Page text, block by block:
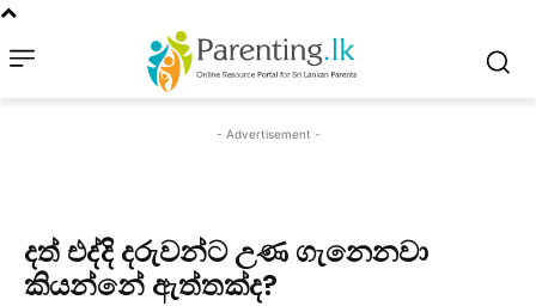
- Advertisement -
දත් එද්දි දරුවන්ට උණ ගැනෙනවා
කියන්නේ ඇත්තක්ද?